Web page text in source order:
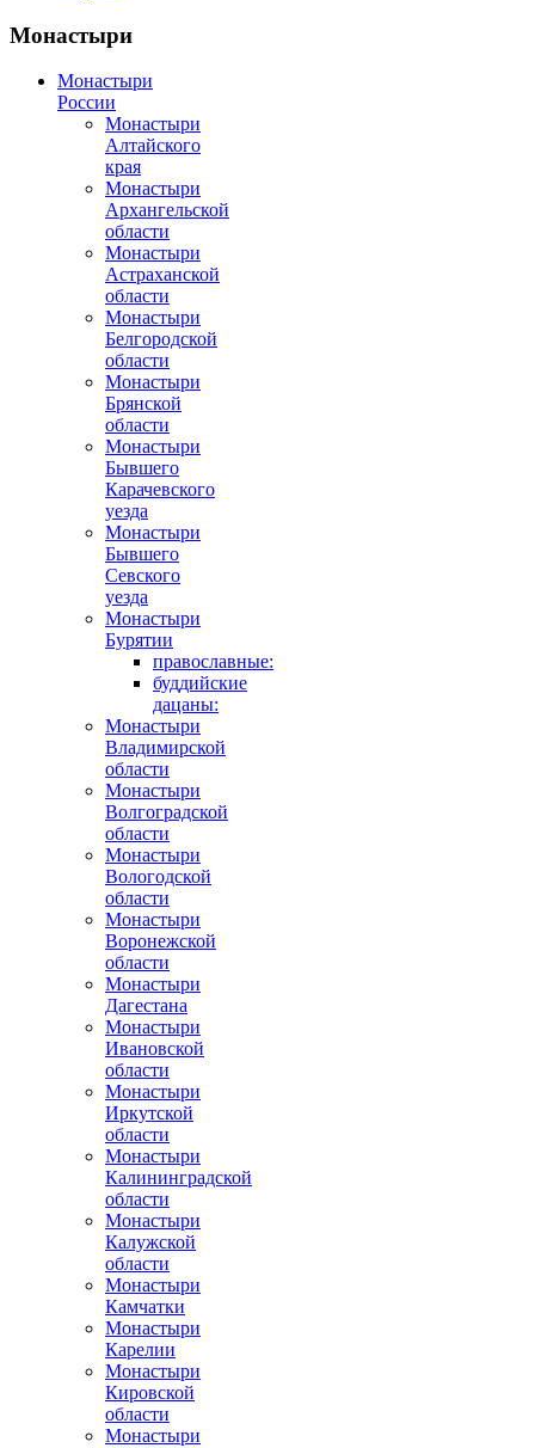
Монастыри
Монастыри
России
Монастыри
Алтайского
края
Монастыри
Архангельской
области
Монастыри
Астраханской
области
Монастыри
Белгородской
области
Монастыри
Брянской
области
Монастыри
Бывшего
Карачевского
уезда
Монастыри
Бывшего
Севского
уезда
Монастыри
Бурятии
православные:
буддийские
дацаны:
Монастыри
Владимирской
области
Монастыри
Волгоградской
области
Монастыри
Вологодской
области
Монастыри
Воронежской
области
Монастыри
Дагестана
Монастыри
Ивановской
области
Монастыри
Иркутской
области
Монастыри
Калининградской
области
Монастыри
Калужской
области
Монастыри
Камчатки
Монастыри
Карелии
Монастыри
Кировской
области
Монастыри